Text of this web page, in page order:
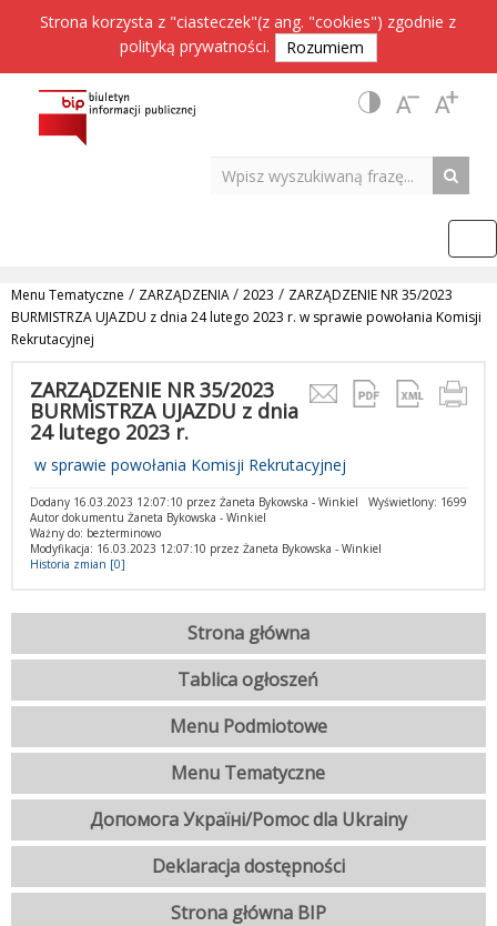
Strona korzysta z "ciasteczek"(z ang. "cookies") zgodnie z
polityką prywatności. Rozumiem
Menu Tematyczne / ZARZĄDZENIA/ 2023 / ZARZĄDZENIE NR 35/2023
BURMISTRZA UJAZDU z dnia 24 lutego 2023 r. w sprawie powołania Komisji
Rekrutacyjnej
ZARZĄDZENIE NR 35/2023
BURMISTRZA UJAZDU z dnia
24 lutego 2023 r.
w sprawie powołania Komisji Rekrutacyjnej
Wyświetlony: 1699
Dodany 16.03.2023 12:07:10 przez Żaneta Bykowska - Winkiel
Autor dokumentu Żaneta Bykowska - Winkiel
Ważny do: bezterminowo
Modyfikacja: 16.03.2023 12:07:10 przez Żaneta Bykowska - Winkiel
Historia zmian [0]
Strona główna
Tablica ogłoszeń
Menu Podmiotowe
Menu Tematyczne
Допомога Україні/Pomoc dla Ukrainy
Deklaracja dostępności
Strona główna BIP